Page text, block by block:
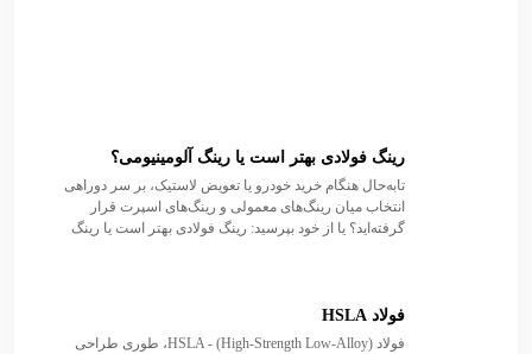
رینگ فولادی بهتر است یا رینگ آلومینیومی؟
تا‌به‌حال هنگام خرید خودرو یا تعویض لاستیک، بر سر دوراهی
انتخاب میان رینگ‌های معمولی و رینگ‌های اسپرت قرار
گرفته‌اید؟ یا از خود بپرسید: رینگ فولادی بهتر است یا رینگ
فولاد HSLA
فولاد HSLA - (High-Strength Low-Alloy)، طوری طراحی